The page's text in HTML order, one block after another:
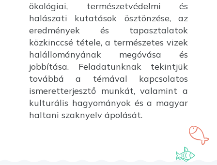
ökológiai, természetvédelmi és
halászati kutatások ösztönzése, az
eredmények és tapasztalatok
közkinccsé tétele, a természetes vizek
halállományának megóvása és
jobbítása. Feladatunknak tekintjük
továbbá a témával kapcsolatos
ismeretterjesztő munkát, valamint a
kulturális hagyományok és a magyar
haltani szaknyelv ápolását.